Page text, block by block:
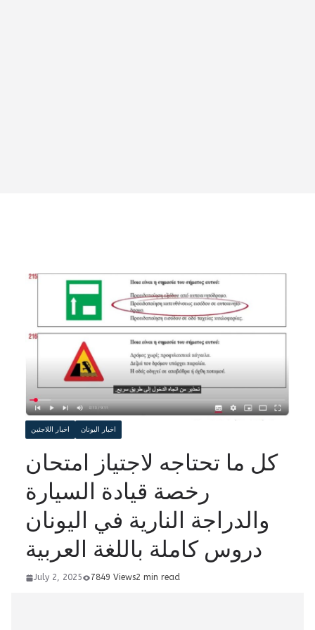
اخبار اللاجئين اخبار اليونان
كل ما تحتاجه لاجتياز امتحان
رخصة قيادة السيارة
والدراجة النارية في اليونان
دروس كاملة باللغة العربية
July 2, 2025 7849 Views2 min read